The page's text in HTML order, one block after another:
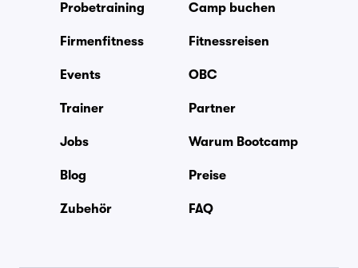
Probetraining Camp buchen
Firmenfitness Fitnessreisen
Events OBC
Trainer Partner
Jobs Warum Bootcamp
Blog Preise
Zubehör FAQ